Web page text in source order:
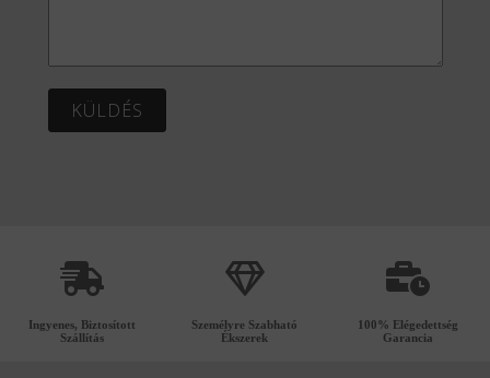
KÜLDÉS
Ingyenes, Biztosított
Szállítás
Személyre Szabható
Ékszerek
100% Elégedettség
Garancia